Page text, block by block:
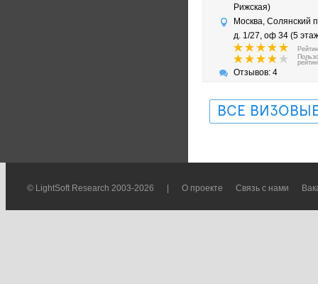
Рижская)
Москва, Солянский
д. 1/27, оф 34 (5
Отзывов: 4
ВСЕ
© LightSoft Research 2003-2026 О проекте Связь с нами